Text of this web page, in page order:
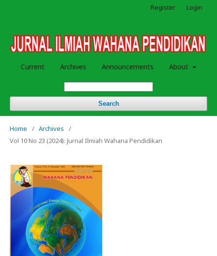
Current Archives Announcements About
Search
Register Login
Home / Archives
/
Vol 10 No 23 (2024): Jurnal Ilmiah Wahana Pendidikan